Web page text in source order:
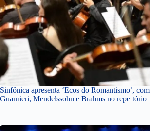
Sinfônica apresenta ‘Ecos do Romantismo’, com
Guarnieri, Mendelssohn e Brahms no repertório